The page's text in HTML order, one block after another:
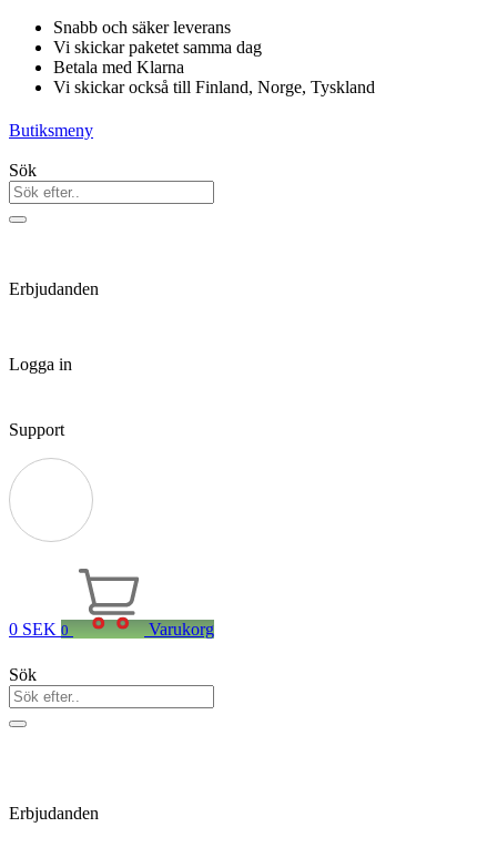
Hoppa
innehåll
Snabb och säker leverans
Vi skickar paketet samma dag
Betala med Klarna
Vi skickar också till Finland, Norge, Tyskland
Butiksmeny
Sök
Erbjudanden
Logga in
Support
0 SEK 0 Varukorg
Sök
Erbjudanden